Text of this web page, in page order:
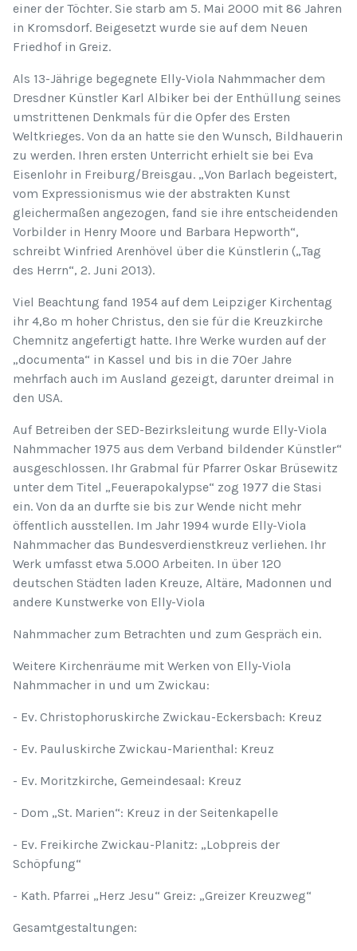
einer der Töchter. Sie starb am 5. Mai 2000 mit 86 Jahren
in Kromsdorf. Beigesetzt wurde sie auf dem Neuen
Friedhof in Greiz.
Als 13-Jährige begegnete Elly-Viola Nahmmacher dem
Dresdner Künstler Karl Albiker bei der Enthüllung seines
umstrittenen Denkmals für die Opfer des Ersten
Weltkrieges. Von da an hatte sie den Wunsch, Bildhauerin
zu werden. Ihren ersten Unterricht erhielt sie bei Eva
Eisenlohr in Freiburg/Breisgau. „Von Barlach begeistert,
vom Expressionismus wie der abstrakten Kunst
gleichermaßen angezogen, fand sie ihre entscheidenden
Vorbilder in Henry Moore und Barbara Hepworth“,
schreibt Winfried Arenhövel über die Künstlerin („Tag
des Herrn“, 2. Juni 2013).
Viel Beachtung fand 1954 auf dem Leipziger Kirchentag
ihr 4,8o m hoher Christus, den sie für die Kreuzkirche
Chemnitz angefertigt hatte. Ihre Werke wurden auf der
„documenta“ in Kassel und bis in die 70er Jahre
mehrfach auch im Ausland gezeigt, darunter dreimal in
den USA.
Auf Betreiben der SED-Bezirksleitung wurde Elly-Viola
Nahmmacher 1975 aus dem Verband bildender Künstler“
ausgeschlossen. Ihr Grabmal für Pfarrer Oskar Brüsewitz
unter dem Titel „Feuerapokalypse“ zog 1977 die Stasi
ein. Von da an durfte sie bis zur Wende nicht mehr
öffentlich ausstellen. Im Jahr 1994 wurde Elly-Viola
Nahmmacher das Bundesverdienstkreuz verliehen. Ihr
Werk umfasst etwa 5.000 Arbeiten. In über 120
deutschen Städten laden Kreuze, Altäre, Madonnen und
andere Kunstwerke von Elly-Viola
Nahmmacher zum Betrachten und zum Gespräch ein.
Weitere Kirchenräume mit Werken von Elly-Viola
Nahmmacher in und um Zwickau:
- Ev. Christophoruskirche Zwickau-Eckersbach: Kreuz
- Ev. Pauluskirche Zwickau-Marienthal: Kreuz
- Ev. Moritzkirche, Gemeindesaal: Kreuz
- Dom „St. Marien“: Kreuz in der Seitenkapelle
- Ev. Freikirche Zwickau-Planitz: „Lobpreis der
Schöpfung“
- Kath. Pfarrei „Herz Jesu“ Greiz: „Greizer Kreuzweg“
Gesamtgestaltungen: